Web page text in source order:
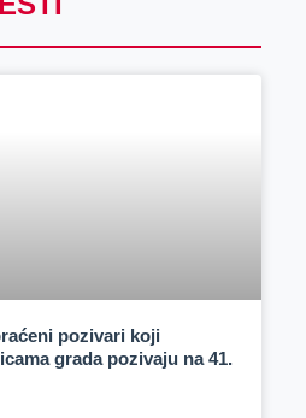
pozivari koji
grada pozivaju na 41.